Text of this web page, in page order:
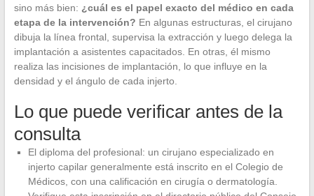
sino más bien: ¿cuál es el papel exacto del médico en cada
etapa de la intervención? En algunas estructuras, el cirujano
dibuja la línea frontal, supervisa la extracción y luego delega la
implantación a asistentes capacitados. En otras, él mismo
realiza las incisiones de implantación, lo que influye en la
densidad y el ángulo de cada injerto.
Lo que puede verificar antes de la
consulta
El diploma del profesional: un cirujano especializado en
injerto capilar generalmente está inscrito en el Colegio de
Médicos, con una calificación en cirugía o dermatología.